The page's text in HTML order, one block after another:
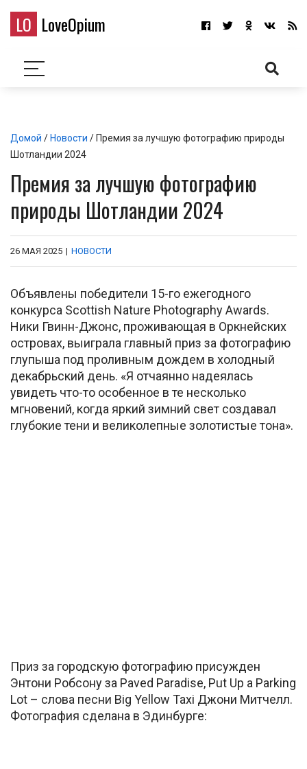
LO LoveOpium
Домой / Новости / Премия за лучшую фотографию природы
Шотландии 2024
Премия за лучшую фотографию
природы Шотландии 2024
26 МАЯ 2025 | НОВОСТИ
Объявлены победители 15-го ежегодного
конкурса Scottish Nature Photography Awards.
Ники Гвинн-Джонс, проживающая в Оркнейских
островах, выиграла главный приз за фотографию
глупыша под проливным дождем в холодный
декабрьский день. «Я отчаянно надеялась
увидеть что-то особенное в те несколько
мгновений, когда яркий зимний свет создавал
глубокие тени и великолепные золотистые тона».
Приз за городскую фотографию присужден
Энтони Робсону за Paved Paradise, Put Up a Parking
Lot – слова песни Big Yellow Taxi Джони Митчелл.
Фотография сделана в Эдинбурге: